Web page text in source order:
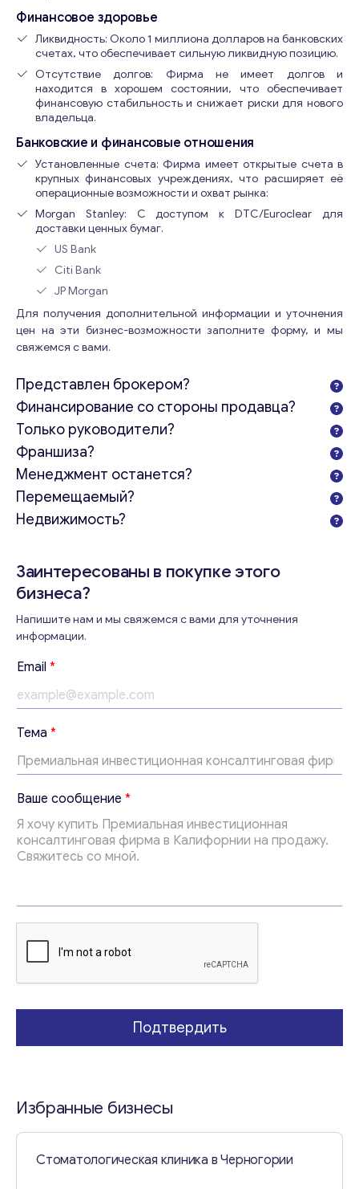
Консультация
Отправьте нам запрос, и мы свяжемся с вами в
Ваши комментарии*
Свяжитесь со мной
Финансовое здоровье
Ликвидность: Около 1 миллиона долларов на банковских
счетах, что обеспечивает сильную ликвидную позицию.
Отсутствие долгов: Фирма не имеет долгов и
находится в хорошем состоянии, что обеспечивает
финансовую стабильность и снижает риски для нового
владельца.
Банковские и финансовые отношения
Установленные счета: Фирма имеет открытые счета в
крупных финансовых учреждениях, что расширяет её
операционные возможности и охват рынка:
Morgan Stanley: С доступом к DTC/Euroclear для
доставки ценных бумаг.
US Bank
Citi Bank
JP Morgan
Для получения дополнительной информации и уточнения
цен на эти бизнес-возможности заполните форму, и мы
свяжемся с вами.
Представлен брокером?
Финансирование со стороны продавца?
Только руководители?
Франшиза?
Менеджмент останется?
Перемещаемый?
Недвижимость?
Заинтересованы в покупке этого
бизнеса?
Напишите нам и мы свяжемся с вами для уточнения
информации.
Email *
Тема *
E
m
a
i
l
о
б
и
Ваше сообщение *
Подтвердить
Избранные бизнесы
Стоматологическая клиника в Черногории